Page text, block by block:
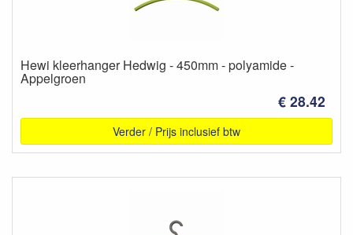
Hewi kleerhanger Hedwig - 450mm - polyamide -
Appelgroen
€ 28.42
Verder / Prijs inclusief btw